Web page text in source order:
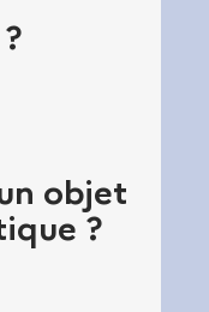
objet
?